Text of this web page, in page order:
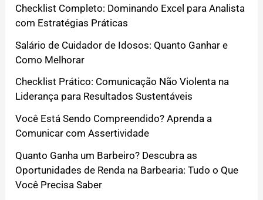
Checklist Completo: Dominando Excel para Analista
com Estratégias Práticas
Salário de Cuidador de Idosos: Quanto Ganhar e
Como Melhorar
Checklist Prático: Comunicação Não Violenta na
Liderança para Resultados Sustentáveis
Você Está Sendo Compreendido? Aprenda a
Comunicar com Assertividade
Quanto Ganha um Barbeiro? Descubra as
Oportunidades de Renda na Barbearia: Tudo o Que
Você Precisa Saber